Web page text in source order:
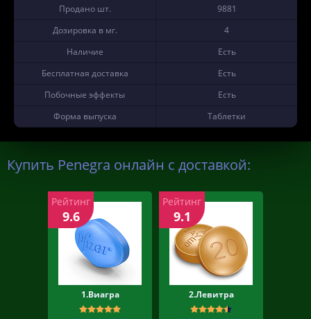
Продано шт.
9881
Дозировка в мг.
4
Наличие
Есть
Бесплатная доставка
Есть
Побочные эффекты
Есть
Форма выпуска
Таблетки
Купить Penegra онлайн с доставкой:
1.Виагра
Рейтинг
9.6
2.Левитра
Рейтинг
9.1